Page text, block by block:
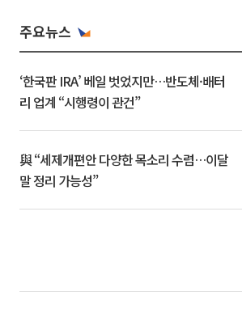
주요뉴스
‘한국판 IRA’ 베일 벗었지만…반도체·배터
리 업계 “시행령이 관건”
與 “세제개편안 다양한 목소리 수렴…이달
말 정리 가능성”